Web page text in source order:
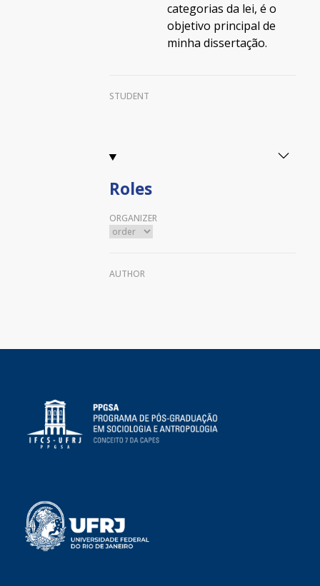
categorias da lei, é o
objetivo principal de
minha dissertação.
STUDENT
Roles
ORGANIZER
AUTHOR